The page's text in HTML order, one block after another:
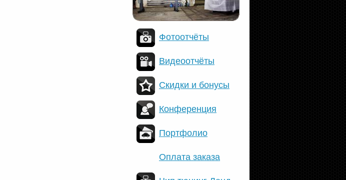
Фотоотчёты
Видеоотчёты
Скидки и бонусы
Конференция
Портфолио
Оплата заказа